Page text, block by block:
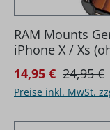
RAM Mounts
iPhone X / Xs
AMPS-
Verkaufspreis:
14,95 € 24,95 €
Preise inkl. MwSt.